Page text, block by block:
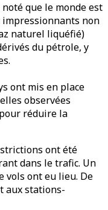
que le monde est
non
naturel liquéfié)
du pétrole, y
ont mis en place
observées
réduire la
ont été
dans le trafic. Un
vols ont eu lieu. De
aux stations-